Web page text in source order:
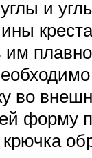
и
им
во
форму